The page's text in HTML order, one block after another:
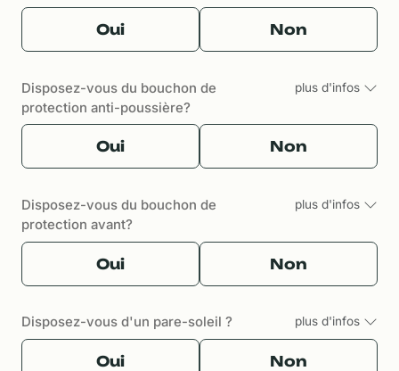
Oui Non
Disposez-vous du bouchon de
protection anti-poussière?
plus d'infos
Oui Non
Disposez-vous du bouchon de
protection avant?
plus d'infos
Oui Non
Disposez-vous d'un pare-soleil ? plus d'infos
Oui Non